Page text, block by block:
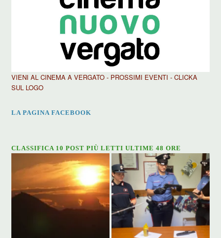
VIENI AL CINEMA A VERGATO - PROSSIMI EVENTI - CLICKA
SUL LOGO
LA PAGINA FACEBOOK
CLASSIFICA 10 POST PIÙ LETTI ULTIME 48 ORE